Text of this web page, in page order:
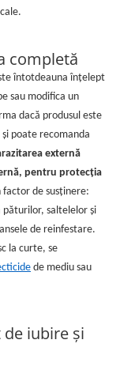
completă
întotdeauna înțelept
sau modifica un
dacă produsul este
poate recomanda
externă
pentru protecția
factor de susținere:
păturilor, saltelelor și
de reinfestare.
la curte, se
de mediu sau
de iubire și